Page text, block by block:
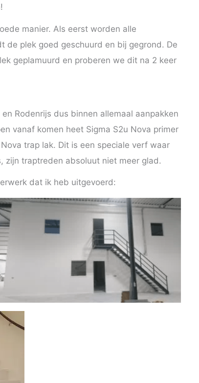
manier. Als eerst worden alle
plek goed geschuurd en bij gegrond. De
geplamuurd en proberen we dit na 2 keer
Rodenrijs dus binnen allemaal aanpakken
vanaf komen heet Sigma S2u Nova primer
trap lak. Dit is een speciale verf waar
zijn traptreden absoluut niet meer glad.
dat ik heb uitgevoerd: